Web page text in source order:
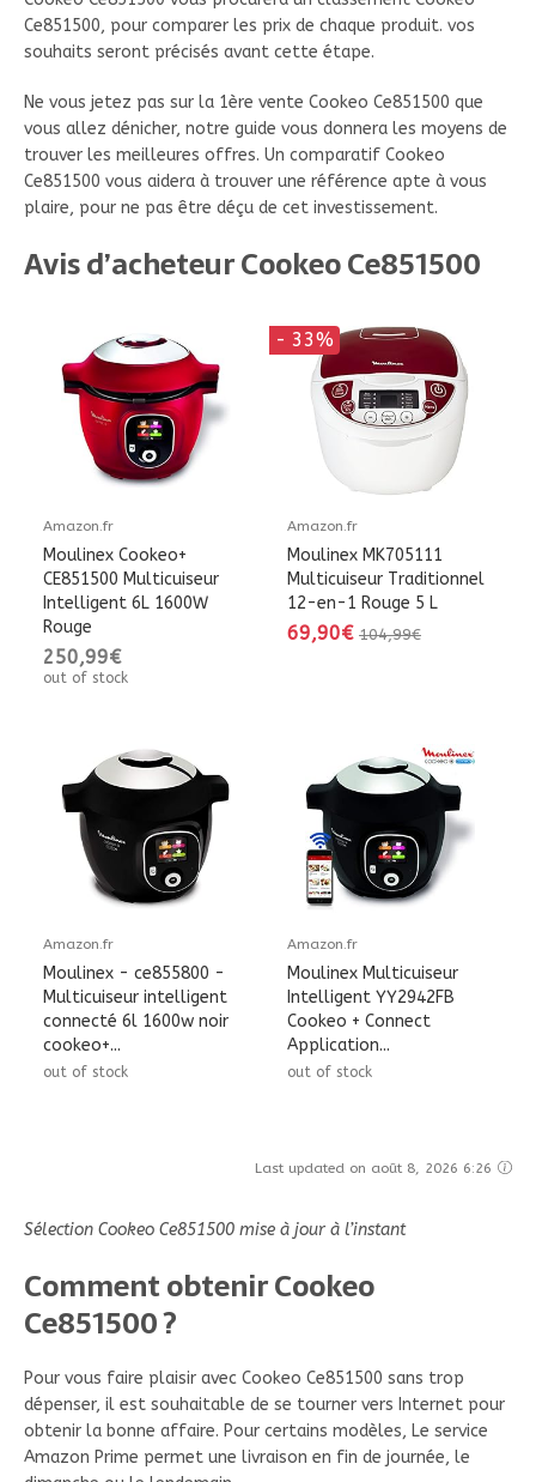
Ce851500, pour comparer les prix de chaque produit. vos
souhaits seront précisés avant cette étape.
Ne vous jetez pas sur la 1ère vente Cookeo Ce851500 que
vous allez dénicher, notre guide vous donnera les moyens de
trouver les meilleures offres. Un comparatif Cookeo
Ce851500 vous aidera à trouver une référence apte à vous
plaire, pour ne pas être déçu de cet investissement.
Avis d’acheteur Cookeo Ce851500
Amazon.fr
Moulinex Cookeo+
CE851500 Multicuiseur
Intelligent 6L 1600W
Rouge
250,99€
out of stock
- 33%
Amazon.fr
Moulinex MK705111
Multicuiseur Traditionnel
12-en-1 Rouge 5 L
69,90€ 104,99€
Amazon.fr
Moulinex - ce855800 -
Multicuiseur intelligent
connecté 6l 1600w noir
cookeo+...
out of stock
Amazon.fr
Moulinex Multicuiseur
Intelligent YY2942FB
Cookeo + Connect
Application...
out of stock
Last updated on août 8, 2026 6:26
Sélection Cookeo Ce851500 mise à jour à l’instant
Comment obtenir Cookeo
Ce851500 ?
Pour vous faire plaisir avec Cookeo Ce851500 sans trop
dépenser, il est souhaitable de se tourner vers Internet pour
obtenir la bonne affaire. Pour certains modèles, Le service
Amazon Prime permet une livraison en fin de journée, le